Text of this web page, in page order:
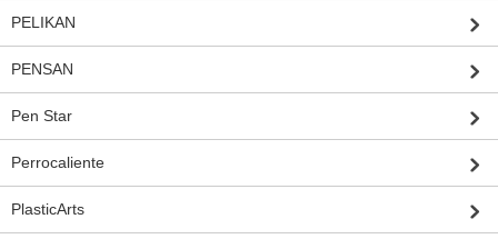
PELIKAN
PENSAN
Pen Star
Perrocaliente
PlasticArts